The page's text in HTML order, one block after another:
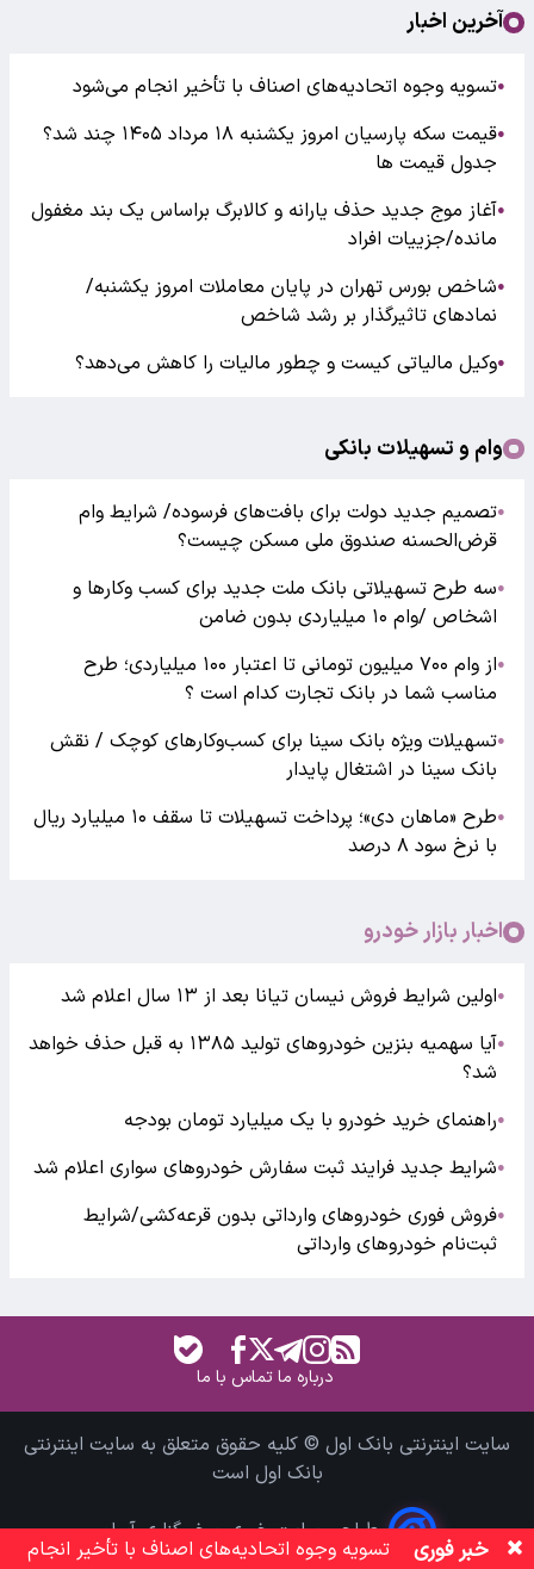
خبر فوری
تسویه وجوه اتحادیه‌های اصناف با تأخیر انجام
آخرین اخبار
●تسویه وجوه اتحادیه‌های اصناف با تأخیر انجام می‌شود
●
قیمت سکه پارسیان امروز یکشنبه ۱۸ مرداد ۱۴۰۵ چند شد؟
جدول قیمت ها
●آغاز موج جدید حذف یارانه و کالابرگ براساس یک بند مغفول
مانده/جزییات افراد
●شاخص بورس تهران در پایان معاملات امروز یکشنبه/
نمادهای تاثیرگذار بر رشد شاخص
●وکیل مالیاتی کیست و چطور مالیات را کاهش می‌دهد؟
وام و تسهیلات بانکی
●تصمیم جدید دولت برای بافت‌های فرسوده/ شرایط وام
قرض‌الحسنه صندوق ملی مسکن چیست؟
●سه طرح تسهیلاتی بانک ملت جدید برای کسب وکارها و
اشخاص /وام ۱۰ میلیاردی بدون ضامن
●
از وام ۷۰۰ میلیون تومانی تا اعتبار ۱۰۰ میلیاردی؛ طرح
مناسب شما در بانک تجارت کدام است ؟
●تسهیلات ویژه بانک سینا برای کسب‌وکارهای کوچک / نقش
بانک سینا در اشتغال پایدار
●
طرح «ماهان دی»؛ پرداخت تسهیلات تا سقف ۱۰ میلیارد ریال
با نرخ سود ۸ درصد
اخبار بازار خودرو
●اولین شرایط فروش نیسان تیانا بعد از ۱۳ سال اعلام شد
●
آیا سهمیه بنزین خودروهای تولید ۱۳۸۵ به قبل حذف خواهد
شد؟
●راهنمای خرید خودرو با یک میلیارد تومان بودجه
●شرایط جدید فرایند ثبت سفارش خودروهای سواری اعلام شد
●فروش فوری خودروهای وارداتی بدون قرعه‌کشی/شرایط
ثبت‌نام خودروهای وارداتی
درباره ماتماس با ما
سایت اینترنتی بانک اول © کلیه حقوق متعلق به سایت اینترنتی
بانک اول است
طراحی سایت خبری و خبرگزاری آسام